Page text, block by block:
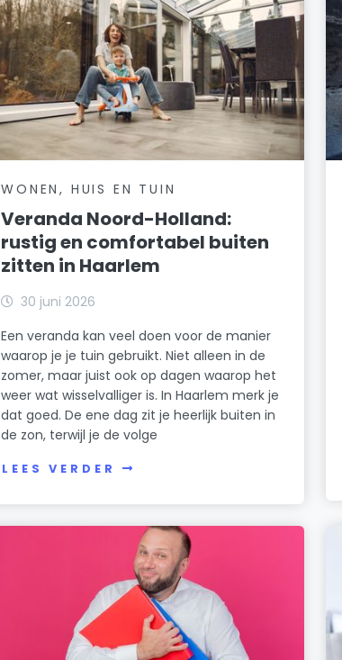
WONEN, HUIS EN TUIN
Veranda Noord-Holland:
rustig en comfortabel buiten
zitten in Haarlem
30 juni 2026
Een veranda kan veel doen voor de manier
waarop je je tuin gebruikt. Niet alleen in de
zomer, maar juist ook op dagen waarop het
weer wat wisselvalliger is. In Haarlem merk je
dat goed. De ene dag zit je heerlijk buiten in
de zon, terwijl je de volge
LEES VERDER